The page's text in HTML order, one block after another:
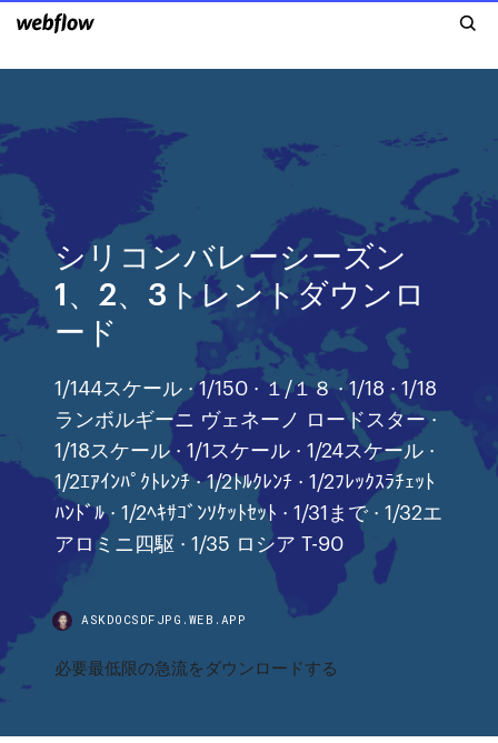
シリコンバレーシーズン
1、2、3トレントダウンロ
ード
1/144スケール · 1/150 · １/１８ · 1/18 · 1/18
ランボルギーニ ヴェネーノ ロードスター ·
1/18スケール · 1/1スケール · 1/24スケール ·
1/2ｴｱｲﾝﾊﾟｸﾄﾚﾝﾁ · 1/2ﾄﾙｸﾚﾝﾁ · 1/2ﾌﾚｯｸｽﾗﾁｪｯﾄ
ﾊﾝﾄﾞﾙ · 1/2ﾍｷｻｺﾞﾝｿｹｯﾄｾｯﾄ · 1/31まで · 1/32エ
アロミニ四駆 · 1/35 ロシア T-90
ASKDOCSDFJPG.WEB.APP
必要最低限​​の急流をダウンロードする